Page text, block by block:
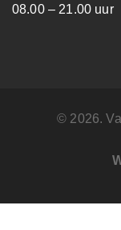
08.00 – 21.00 uur
© 2026.